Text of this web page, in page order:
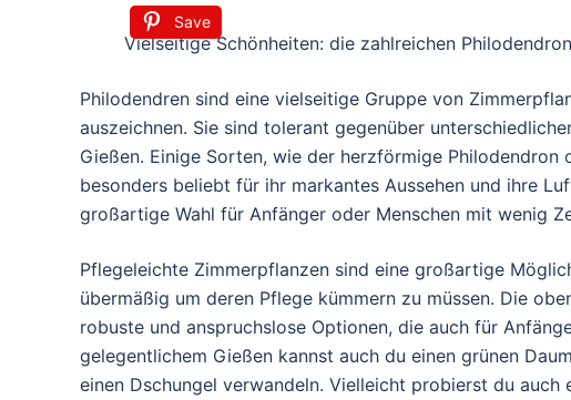
Save
Vielseitige Schönheiten: die zahlreichen
Philodendren sind eine vielseitige Gruppe von
auszeichnen. Sie sind tolerant gegenüber
Gießen. Einige Sorten, wie der herzförmige
besonders beliebt für ihr markantes Aussehen und ihre
großartige Wahl für Anfänger oder Menschen mit wenig
Pflegeleichte Zimmerpflanzen sind eine großartige
übermäßig um deren Pflege kümmern zu müssen. Die
robuste und anspruchslose Optionen, die auch für
gelegentlichem Gießen kannst auch du einen grünen
einen Dschungel verwandeln. Vielleicht probierst du auch